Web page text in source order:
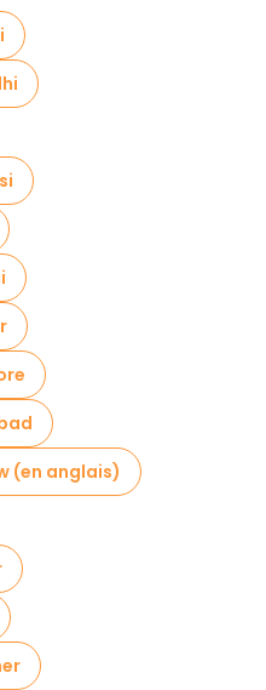
à Kochi
à Kochi
Mattancherry Palace
Paradesi Synagogue
Chinese Fishing Nets
(en anglais)